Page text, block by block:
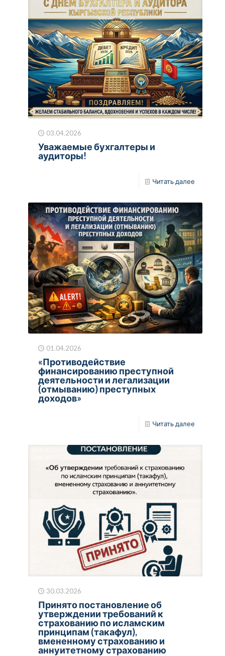
03.04.2026
Уважаемые бухгалтеры и
аудиторы!
Читать далее
01.04.2026
«Противодействие
финансированию преступной
деятельности и легализации
(отмыванию) преступных
доходов»
Читать далее
30.03.2026
Принято постановление об
утверждении требований к
страхованию по исламским
принципам (такафул),
вмененному страхованию и
аннуитетному страхованию